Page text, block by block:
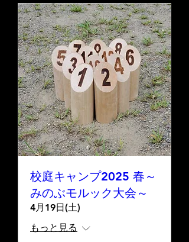
校庭キャンプ2025 春～
みのぶモルック大会～
4月19日(土)
もっと見る